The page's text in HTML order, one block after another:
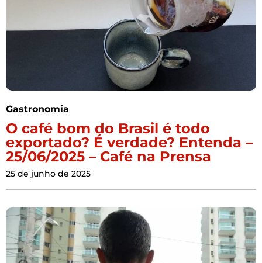
Gastronomia
O café bom do Brasil é todo
exportado? É verdade? Entenda –
25/06/2025 – Café na Prensa
25 de junho de 2025